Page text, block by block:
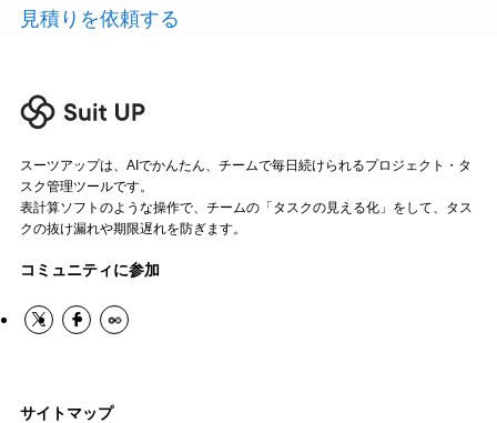
見積りを依頼する
スーツアップは、AIでかんたん、チームで毎日続けられるプロジェクト・タ
スク管理ツールです。
表計算ソフトのような操作で、チームの「タスクの見える化」をして、タス
クの抜け漏れや期限遅れを防ぎます。
コミュニティに参加
サイトマップ